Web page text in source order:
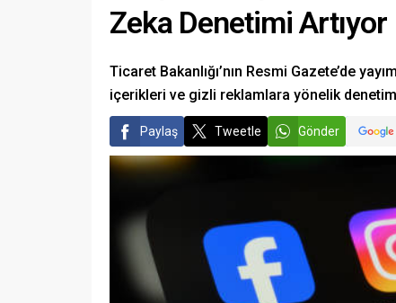
Zeka Denetimi Artıyor
Ticaret Bakanlığı’nın Resmi Gazete’de
içerikleri ve gizli reklamlara yönelik
Paylaş Tweetle Gönder